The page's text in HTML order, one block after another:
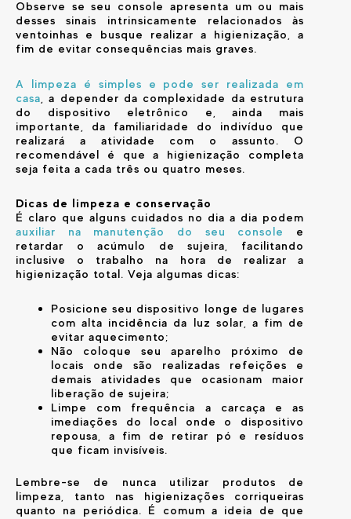
Observe se seu console apresenta um ou mais
desses sinais intrinsicamente relacionados às
ventoinhas e busque realizar a higienização, a
fim de evitar consequências mais graves.
A limpeza é simples e pode ser realizada em
casa , a depender da complexidade da estrutura
do dispositivo eletrônico e, ainda mais
importante, da familiaridade do indivíduo que
realizará a atividade com o assunto. O
recomendável é que a higienização completa
seja feita a cada três ou quatro meses.
Dicas de limpeza e conservação
É claro que alguns cuidados no dia a dia podem
auxiliar na manutenção do seu console
e
retardar o acúmulo de sujeira, facilitando
inclusive o trabalho na hora de realizar a
higienização total. Veja algumas dicas:
Posicione seu dispositivo longe de lugares
com alta incidência da luz solar, a fim de
evitar aquecimento;
Não coloque seu aparelho próximo de
locais onde são realizadas refeições e
demais atividades que ocasionam maior
liberação de sujeira;
Limpe com frequência a carcaça e as
imediações do local onde o dispositivo
repousa, a fim de retirar pó e resíduos
que ficam invisíveis.
Lembre-se de nunca utilizar produtos de
limpeza, tanto nas higienizações corriqueiras
quanto na periódica. É comum a ideia de que